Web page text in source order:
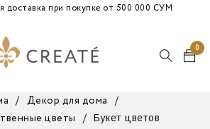
доставка при покупке от 500 000 СУМ
0
/ Декор для дома
/
цветы
/
Букет цветов